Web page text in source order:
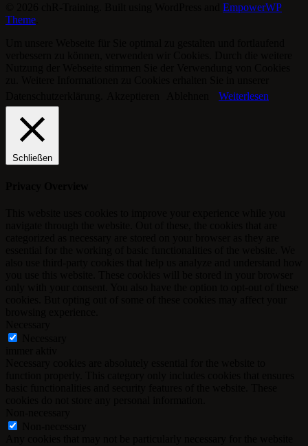
EmpowerWP
Theme
Weiterlesen
Schließen